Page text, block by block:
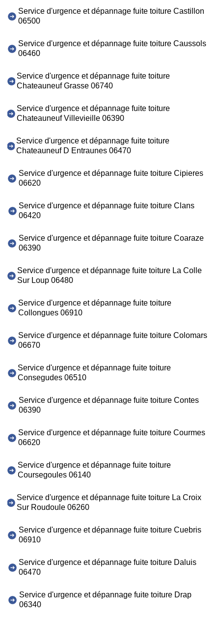
Service d'urgence et dépannage fuite toiture Castillon
06500
Service d'urgence et dépannage fuite toiture Caussols
06460
Service d'urgence et dépannage fuite toiture
Chateauneuf Grasse 06740
Service d'urgence et dépannage fuite toiture
Chateauneuf Villevieille 06390
Service d'urgence et dépannage fuite toiture
Chateauneuf D Entraunes 06470
Service d'urgence et dépannage fuite toiture Cipieres
06620
Service d'urgence et dépannage fuite toiture Clans
06420
Service d'urgence et dépannage fuite toiture Coaraze
06390
Service d'urgence et dépannage fuite toiture La Colle
Sur Loup 06480
Service d'urgence et dépannage fuite toiture
Collongues 06910
Service d'urgence et dépannage fuite toiture Colomars
06670
Service d'urgence et dépannage fuite toiture
Consegudes 06510
Service d'urgence et dépannage fuite toiture Contes
06390
Service d'urgence et dépannage fuite toiture Courmes
06620
Service d'urgence et dépannage fuite toiture
Coursegoules 06140
Service d'urgence et dépannage fuite toiture La Croix
Sur Roudoule 06260
Service d'urgence et dépannage fuite toiture Cuebris
06910
Service d'urgence et dépannage fuite toiture Daluis
06470
Service d'urgence et dépannage fuite toiture Drap
06340